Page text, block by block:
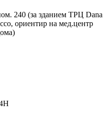
240 (за зданием ТРЦ Dana
ориентир на мед.центр